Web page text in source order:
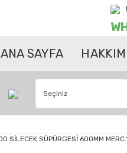
ANA SAYFA